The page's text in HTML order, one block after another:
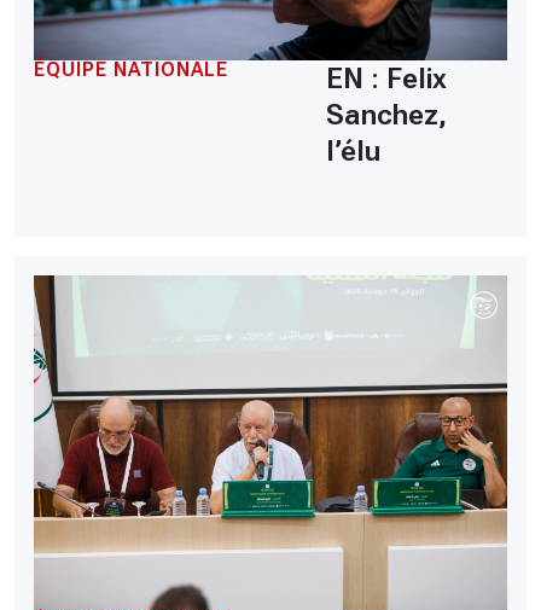
ÉQUIPE NATIONALE
EN : Felix
Sanchez,
l’élu